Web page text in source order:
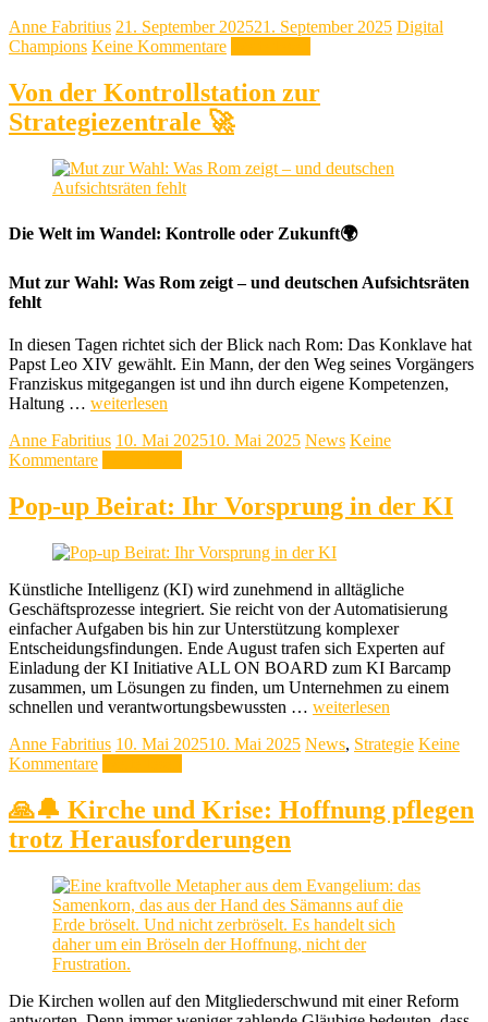
Anne Fabritius 21. September 202521. September 2025 Digital
Champions Keine Kommentare
Von der Kontrollstation zur
Strategiezentrale 🚀
Die Welt im Wandel: Kontrolle oder Zukunft🌍
Mut zur Wahl: Was Rom zeigt – und deutschen Aufsichtsräten
fehlt
In diesen Tagen richtet sich der Blick nach Rom: Das Konklave hat
Papst Leo XIV gewählt. Ein Mann, der den Weg seines Vorgängers
Franziskus mitgegangen ist und ihn durch eigene Kompetenzen,
Haltung … weiterlesen
Anne Fabritius 10. Mai 202510. Mai 2025 News Keine
Kommentare
Pop-up Beirat: Ihr Vorsprung in der KI
Künstliche Intelligenz (KI) wird zunehmend in alltägliche
Geschäftsprozesse integriert. Sie reicht von der Automatisierung
einfacher Aufgaben bis hin zur Unterstützung komplexer
Entscheidungsfindungen. Ende August trafen sich Experten auf
Einladung der KI Initiative ALL ON BOARD zum KI Barcamp
zusammen, um Lösungen zu finden, um Unternehmen zu einem
schnellen und verantwortungsbewussten … weiterlesen
Anne Fabritius 10. Mai 202510. Mai 2025 News, Strategie Keine
Kommentare
🙏🔔 Kirche und Krise: Hoffnung pflegen
trotz Herausforderungen
Die Kirchen wollen auf den Mitgliederschwund mit einer Reform